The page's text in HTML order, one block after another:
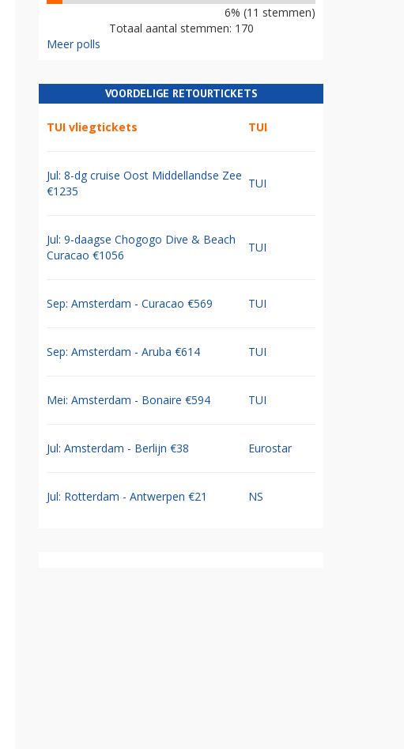
6% (11 stemmen)
Totaal aantal stemmen: 170
Meer polls
VOORDELIGE RETOURTICKETS
TUI vliegtickets TUI
Jul: 8-dg cruise Oost Middellandse Zee
€1235
TUI
Jul: 9-daagse Chogogo Dive & Beach
Curacao €1056
TUI
Sep: Amsterdam - Curacao €569 TUI
Sep: Amsterdam - Aruba €614 TUI
Mei: Amsterdam - Bonaire €594 TUI
Jul: Amsterdam - Berlijn €38 Eurostar
Jul: Rotterdam - Antwerpen €21 NS